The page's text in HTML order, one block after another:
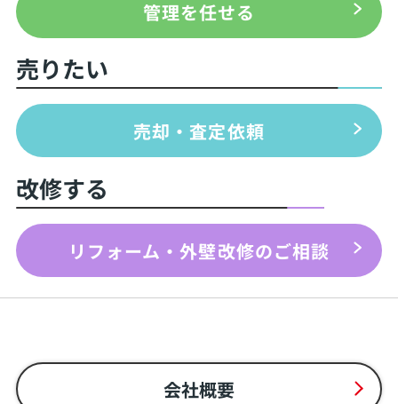
管理を任せる
売りたい
売却・査定依頼
改修する
リフォーム・外壁改修のご相談
会社概要